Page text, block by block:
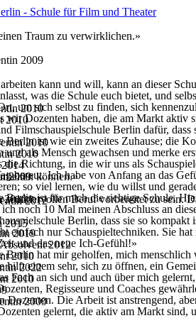
Traum zu verwirklichen.»
2009
kann und will, kann an dieser
2010
was die Schule euch bietet, und
2010
um sich selbst zu finden, sich
wir Dozenten haben, die am Markt aktiv
2010
Filmschauspielschule Berlin dafür,
2010
Berlin ist wie ein zweites Zuhause; die
und als Mensch gewachsen und merke
2009
Richtung, in die wir uns als
können.»
2012
bereut. Ich habe von Anfang an das
2010
so viel lernen, wie du willst und
wundervollen Beruf vorbereitet zu sein.
2015
Berlin ist für mich die richtige Schule.
noch 10 Mal meinen Abschluss an
2019
Berlin, dass sie so
2012
einfach nur Schauspieltechniken. Sie
2010
und das neue Ich-Gefühl!»
2022
Berlin hat mir geholfen, mich
2010
hilft einem sehr, sich zu öffnen, ein
Fach an sich und auch über mich
2009
Regisseure und Coaches
Dozenten. Die Arbeit ist anstrengend,
gelernt, die aktiv am Markt